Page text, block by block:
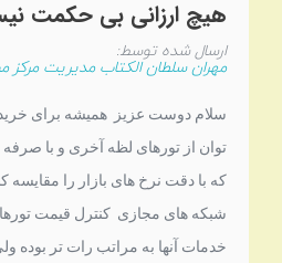
هیچ ارزانی بی حكمت
ارسال شده توسط:
مهران سلطان الکتاب مدیریت مرکز
سلام دوست عزیز همیشه برای
توان از تورهای لظه آخری و با
که با دقت نرخ های بازار را مقایسه
شبکه های مجازی کنترل قیمت
خدمات آنها به مراتب رات تر بوده